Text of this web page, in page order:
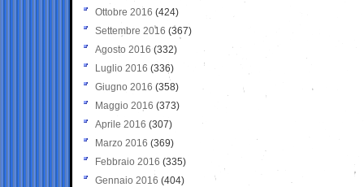
Ottobre 2016 (424)
Settembre 2016 (367)
Agosto 2016 (332)
Luglio 2016 (336)
Giugno 2016 (358)
Maggio 2016 (373)
Aprile 2016 (307)
Marzo 2016 (369)
Febbraio 2016 (335)
Gennaio 2016 (404)